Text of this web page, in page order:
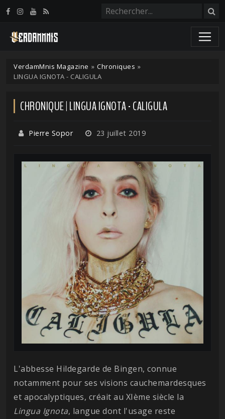
VerdamMnis Magazine » Chroniques »
LINGUA IGNOTA - CALIGULA
CHRONIQUE | LINGUA IGNOTA - CALIGULA
Pierre Sopor 23 juillet 2019
L'abbesse Hildegarde de Bingen, connue
notamment pour ses visions cauchemardesques
et apocalyptiques, créait au XIème siècle la
Lingua Ignota, langue dont l'usage reste
Panneau de gestion des cookies